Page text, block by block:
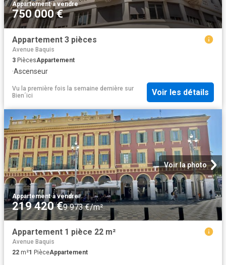
Appartement·à vendre
750 000 €
Appartement 3 pièces
Avenue Baquis
3 PiècesAppartement
·Ascenseur
Vu la première fois la semaine dernière sur
Bien´ici
Voir les détails
Voir la photo
Appartement·à vendre
219 420 €9 973 €/m²
Appartement 1 pièce 22 m²
Avenue Baquis
22 m²1 PièceAppartement